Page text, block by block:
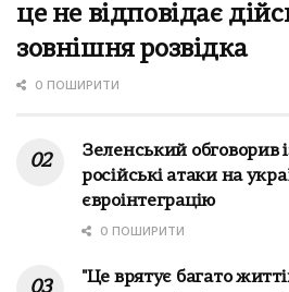
це не відповідає
зовнішня розвідка
0 ПОШИРИТИ
Зеленський обговорив
російські атаки на
євроінтеграцію
0 ПОШИРИТИ
"Це врятує багато